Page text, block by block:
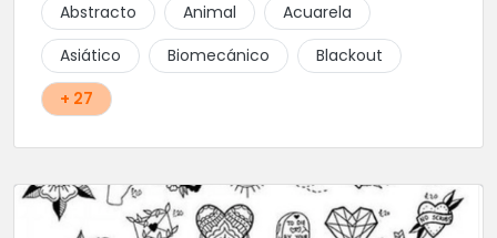
Abstracto Animal
Acuarela
Asiático
Biomecánico
Blackout
+ 27